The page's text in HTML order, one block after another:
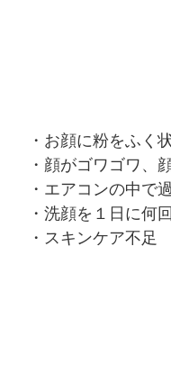
・お顔に粉をふく
・顔がゴワゴワ、
・エアコンの中で
・洗顔を１日に何
・スキンケア不足